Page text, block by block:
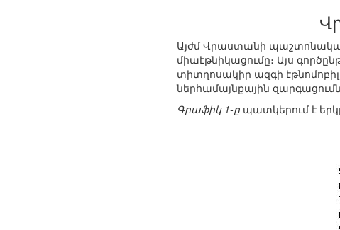
Այժմ Վրաստանի
միաէթնիկացումը։ Այս
տիտղոսակիր ազգի
ներհամայնքային
Գրաֆիկ 1-ը պատկերում է